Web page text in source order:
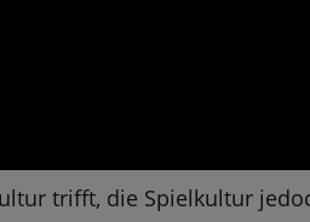
trifft, die Spielkultur